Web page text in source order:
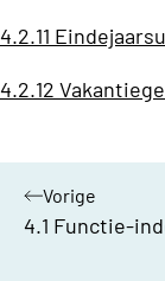
4.2.11
4.2.12
Vorige
4.1 Functie-